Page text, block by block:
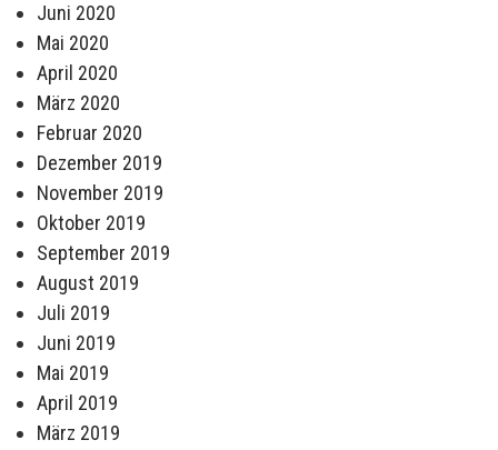
Juni 2020
Mai 2020
April 2020
März 2020
Februar 2020
Dezember 2019
November 2019
Oktober 2019
September 2019
August 2019
Juli 2019
Juni 2019
Mai 2019
April 2019
März 2019